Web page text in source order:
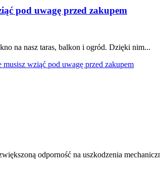
pod uwagę przed zakupem
na nasz taras, balkon i ogród. Dzięki nim...
wziąć pod uwagę przed zakupem
odporność na uszkodzenia